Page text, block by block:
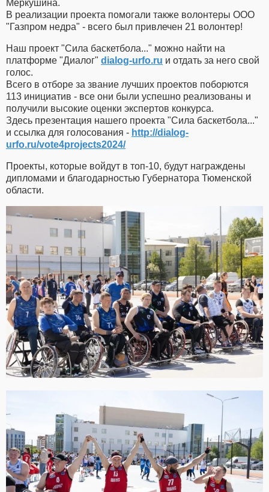
Меркушина.
В реализации проекта помогали также волонтеры ООО
"Газпром недра" - всего был привлечен 21 волонтер!
Наш проект "Сила баскетбола..." можно найти на
платформе "Диалог" dialog-urfo.ru и отдать за него свой
голос.
Всего в отборе за звание лучших проектов поборются
113 инициатив - все они были успешно реализованы и
получили высокие оценки экспертов конкурса.
Здесь презентация нашего проекта "Сила баскетбола..."
и ссылка для голосования - http://dialog-
urfo.ru/vote4projects2024/
Проекты, которые войдут в топ-10, будут награждены
дипломами и благодарностью Губернатора Тюменской
области.